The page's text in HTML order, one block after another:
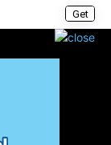
Get